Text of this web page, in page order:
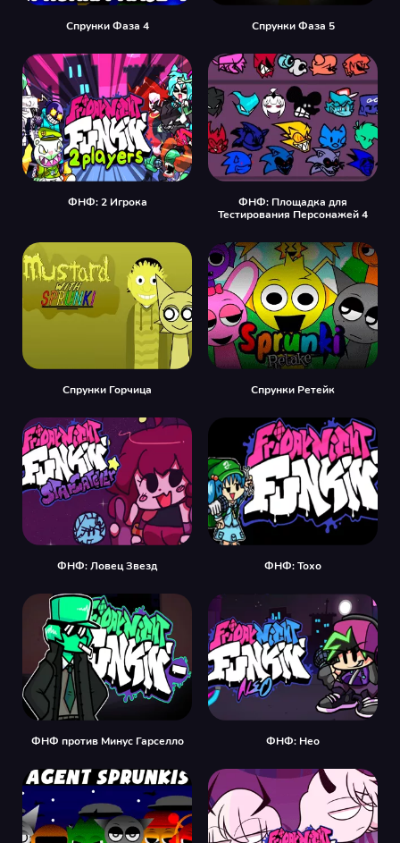
Спрунки Фаза 4 Спрунки Фаза 5
ФНФ: 2 Игрока
ФНФ: Площадка для
Тестирования Персонажей 4
Спрунки Горчица Спрунки Ретейк
ФНФ: Ловец Звезд ФНФ: Тохо
ФНФ против Минус Гарселло ФНФ: Нео